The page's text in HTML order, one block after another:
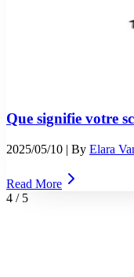
Que signifie votre
2025/05/10 | By Elara
Read More
4 / 5